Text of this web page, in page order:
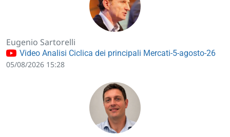
Eugenio Sartorelli
Video Analisi Ciclica dei principali Mercati-5-agosto-26
05/08/2026 15:28